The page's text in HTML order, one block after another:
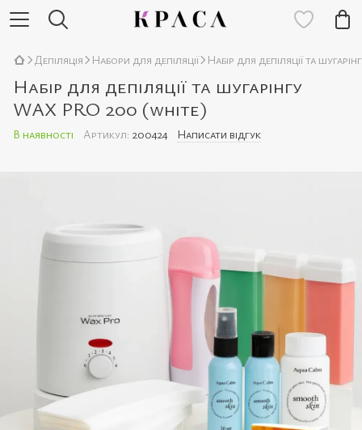
Депіляція Набори для депіляції Набір для депіляції та
Набір для депіляції та шугарінгу
WAX PRO 200 (white)
В наявності Артикул: 200424 Написати відгук